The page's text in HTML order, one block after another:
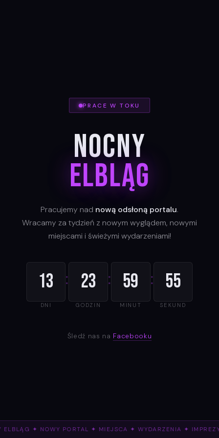
PRACE W TOKU
Nocny
Elbląg
Pracujemy nad nową odsłoną portalu.
Wracamy za tydzień z nowym wyglądem, nowymi
miejscami i świeżymi wydarzeniami!
13
DNI
: 23
GODZIN
: 59
MINUT
: 55
SEKUND
Śledź nas na Facebooku
ELBLĄG ✦ NOWY PORTAL ✦ MIEJSCA ✦ WYDARZENIA ✦